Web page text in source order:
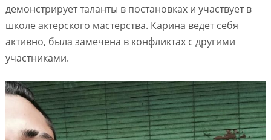
демонстрирует таланты в постановках и участвует в
школе актерского мастерства. Карина ведет себя
активно, была замечена в конфликтах с другими
участниками.